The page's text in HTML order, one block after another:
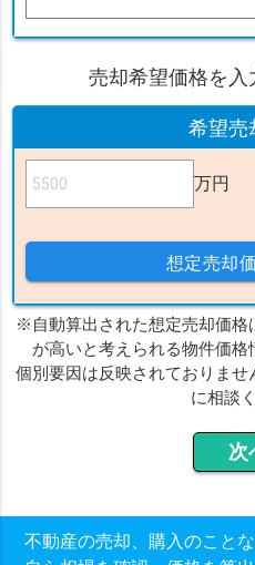
売却希望価格を入
希望売
万円
想定売却
※自動算出された想定売却価格
が高いと考えられる物件価格
個別要因は反映されておりま
に相談
不動産の売却、購入のこと